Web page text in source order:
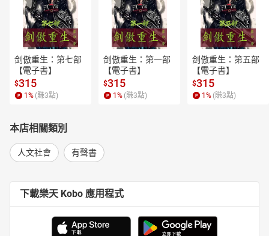
剑傲重生：第七部
【電子書】
$315
1 % (賺3點)
剑傲重生：第一部
【電子書】
$315
1 % (賺3點)
剑傲重生：第五部
【電子書】
$315
1 % (賺3點)
本店相關類別
人文社會 有聲書
下載樂天 Kobo 應用程式